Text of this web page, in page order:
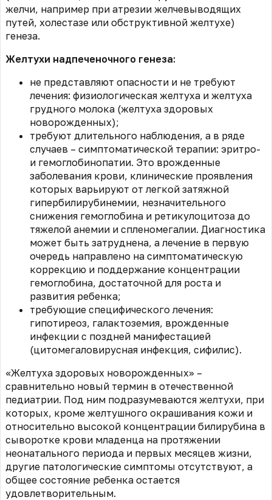
желчи, например при атрезии желчевыводящих
путей, холестазе или обструктивной желтухе)
генеза.
Желтухи надпеченочного генеза:
не представляют опасности и не требуют
лечения: физиологическая желтуха и желтуха
грудного молока (желтуха здоровых
новорожденных);
требуют длительного наблюдения, а в ряде
случаев – симптоматической терапии: эритро-
и гемоглобинопатии. Это врожденные
заболевания крови, клинические проявления
которых варьируют от легкой затяжной
гипербилирубинемии, незначительного
снижения гемоглобина и ретикулоцитоза до
тяжелой анемии и спленомегалии. Диагностика
может быть затруднена, а лечение в первую
очередь направлено на симптоматическую
коррекцию и поддержание концентрации
гемоглобина, достаточной для роста и
развития ребенка;
требующие специфического лечения:
гипотиреоз, галактоземия, врожденные
инфекции с поздней манифестацией
(цитомегаловирусная инфекция, сифилис).
«Желтуха здоровых новорожденных» –
сравнительно новый термин в отечественной
педиатрии. Под ним подразумеваются желтухи, при
которых, кроме желтушного окрашивания кожи и
относительно высокой концентрации билирубина в
сыворотке крови младенца на протяжении
неонатального периода и первых месяцев жизни,
другие патологические симптомы отсутствуют, а
общее состояние ребенка остается
удовлетворительным.